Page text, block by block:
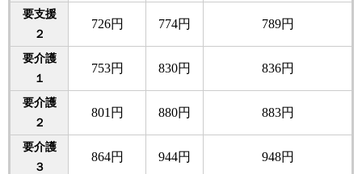
要支援
２
726円 774円 789円
要介護
１
753円 830円 836円
要介護
２
801円 880円 883円
要介護
３
864円 944円 948円